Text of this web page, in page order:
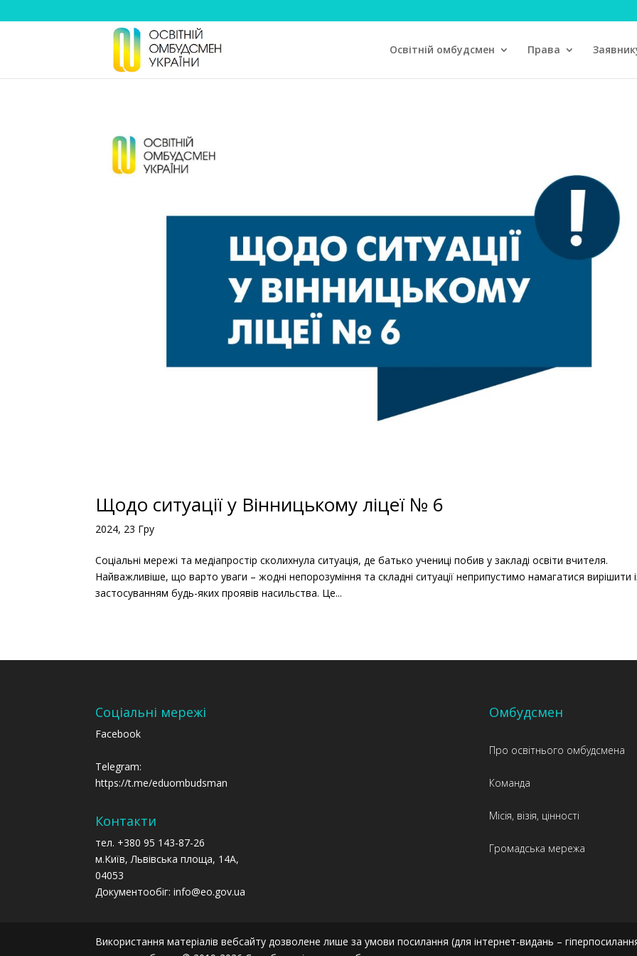
Освітній омбудсмен Права
Щодо ситуації у Вінницькому ліцеї № 6
2024, 23 Гру
Соціальні мережі та медіапростір сколихнула ситуація, де батько учениці побив у закладі освіти вчителя.
Найважливіше, що варто уваги – жодні непорозуміння та складні ситуації неприпустимо намагатися вирішити
застосуванням будь-яких проявів насильства. Це...
Соціальні мережі
Facebook
Telegram:
https://t.me/eduombudsman
Контакти
тел. +380 95 143-87-26
м.Київ, Львівська площа, 14А,
04053
Документообіг: info@eo.gov.ua
Омбудсмен
Про освітнього омбудсмена
Команда
Місія, візія, цінності
Громадська мережа
Використання матеріалів вебсайту дозволене лише за умови посилання (для інтернет-видань –